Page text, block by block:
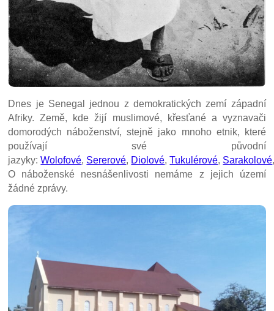
Dnes je Senegal jednou z demokratických zemí západní
Afriky. Země, kde žijí muslimové, křesťané a vyznavači
domorodých náboženství, stejně jako mnoho etnik, které
používají své původní
jazyky:Wolofové, Sererové, Diolové,Tukulérové, Sarakolové
O náboženské nesnášenlivosti nemáme z jejich území
žádné zprávy.